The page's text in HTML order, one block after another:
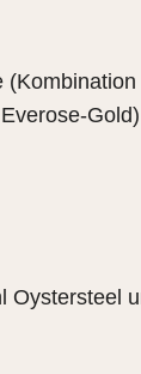
(Kombination
Gold)
Oystersteel